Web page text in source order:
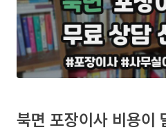
북면 포장이사 비용이